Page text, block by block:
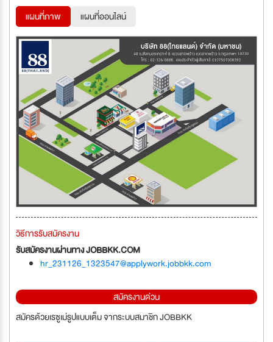
แผนที่ภาพ
แผนที่ออนไลน์
วิธีการรับสมัครงาน
รับสมัครงานผ่านทาง JOBBKK.COM
hr_231126_1323547@applywork.jobbkk.com
สมัครงานด่วน
สมัครด้วยเรซูเม่รูปแบบเต็ม จากระบบสมาชิก JOBBKK